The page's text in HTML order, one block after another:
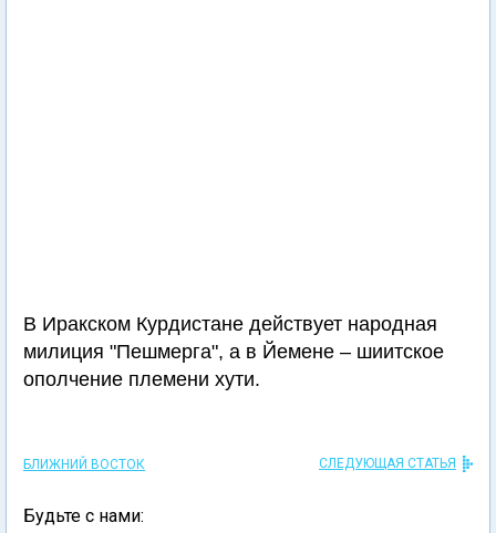
В Иракском Курдистане действует народная
милиция "Пешмерга", а в Йемене – шиитское
ополчение племени хути.
БЛИЖНИЙ ВОСТОК СЛЕДУЮЩАЯ СТАТЬЯ
Будьте с нами: